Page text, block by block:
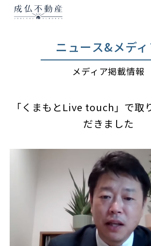
ニュース&メデ
メディア掲載情報
「くまもとLive touch」で取
だきました
事故物件のお悩み解決
ー ご供養
リノベーション物件事例
富動産コラム
採用情報